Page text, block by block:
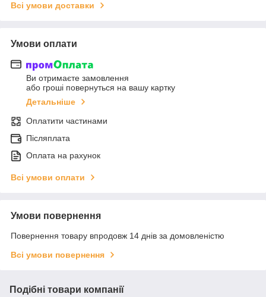
Всі умови доставки
Умови оплати
Ви отримаєте замовлення
або гроші повернуться на вашу картку
Детальніше
Оплатити частинами
Післяплата
Оплата на рахунок
Всі умови оплати
Умови повернення
Повернення товару впродовж 14 днів за домовленістю
Всі умови повернення
Подібні товари компанії